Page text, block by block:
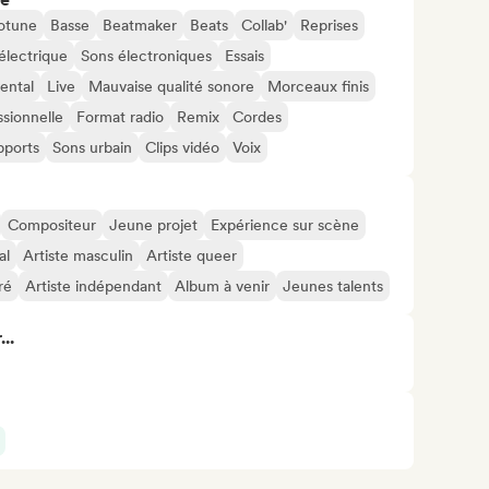
Basse Beatmaker Beats Collab'
Reprises
Sons électroniques
Essais
Live Mauvaise qualité sonore
Morceaux finis
Format radio Remix
Cordes
Sons urbain Clips vidéo Voix
Compositeur Jeune projet
Expérience sur scène
Artiste masculin
Artiste queer
Artiste indépendant Album à venir Jeunes talents